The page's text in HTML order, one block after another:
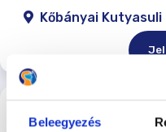
Beleegyezés
Kőbányai Kutyasuli
ÖKT – Népsziget
Péter